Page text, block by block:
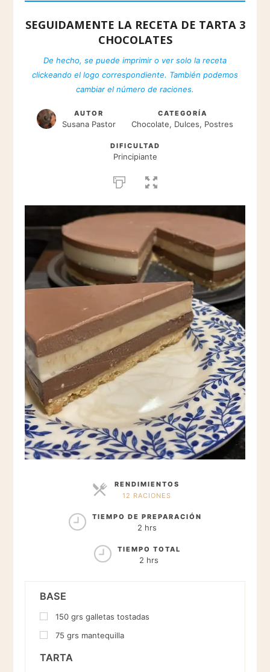
SEGUIDAMENTE LA RECETA DE TARTA 3
CHOCOLATES
De hecho, se puede imprimir o ver solo la receta
clickeando el logo correspondiente. También podemos
cambiar el número de raciones.
AUTOR
Susana Pastor
CATEGORÍA
Chocolate, Dulces, Postres
DIFICULTAD
Principiante
RENDIMIENTOS
12 RACIONES
TIEMPO DE PREPARACIÓN
2 hrs
TIEMPO TOTAL
2 hrs
BASE
150 grs galletas tostadas
75 grs mantequilla
TARTA